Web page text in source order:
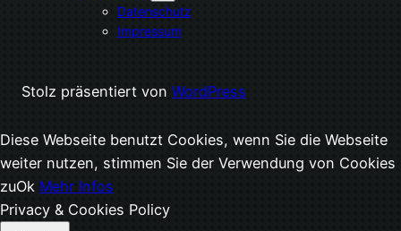
Datenschutz
Impressum
Stolz präsentiert von WordPress
Diese Webseite benutzt Cookies, wenn Sie die Webseite
weiter nutzen, stimmen Sie der Verwendung von Cookies
zuOk Mehr Infos
Privacy & Cookies Policy